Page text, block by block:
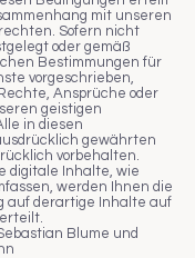
mit unseren
Sofern nicht
oder gemäß
Bestimmungen für
vorgeschrieben,
Ansprüche oder
geistigen
in diesen
gewährten
vorbehalten.
digitale Inhalte, wie
werden Ihnen die
auf derartige Inhalte auf
Blume und